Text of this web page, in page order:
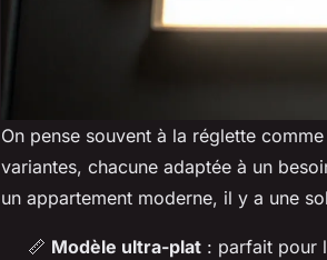
On pense souvent à la réglette
variantes, chacune adaptée à un
un appartement moderne, il y a une
📏 Modèle ultra-plat : parfait pour